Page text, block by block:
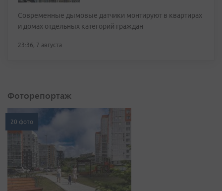
Современные дымовые датчики монтируют в квартирах
и домах отдельных категорий граждан
23:36, 7 августа
Фоторепортаж
20 фото